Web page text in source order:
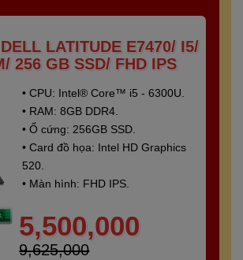
LATITUDE E7470/ I5/
256 GB SSD/ FHD IPS
• CPU: Intel® Core™ i5 - 6300U.
• RAM: 8GB DDR4.
• Ổ cứng: 256GB SSD.
• Card đồ họa: Intel HD Graphics
520.
• Màn hình: FHD IPS.
5,500,000
9,625,000